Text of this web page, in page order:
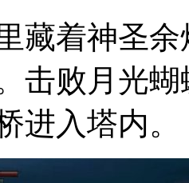
藏着神圣
击败月光
进入塔内。